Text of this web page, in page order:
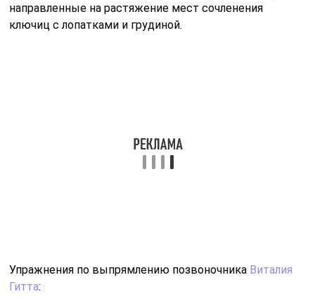
Лечь на коврик, подложив под лопатки сложенное
роликом полотенце, книгу или небольшую подушечку
толщиной 2-3 см, чтобы спина слегка прогнулась
рекомендуется делать по 300 повторов 1 или 2 раза.
Еще одно достоинство это упражнения – оно хорошо